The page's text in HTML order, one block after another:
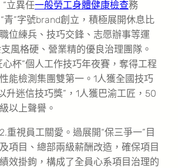
“立異任一般勞工身體健康檢查務
“青”字號brand創立，積極展開休息比
位練兵、技巧交鋒、志愿辦事等運
風格硬、營業精的優良治理團隊。
杯”個人工作技巧年夜賽，奪得工程
能檢測集團雙第一。1人獲全國技巧
升迷信技巧獎”，1人獲巴渝工匠，50
以上聲譽。
2.重視員工關愛。過展開“保三爭一”目
項目、總部兩級薪酬改造，確保項目
效掛鉤，構成了全員心系項目治理的